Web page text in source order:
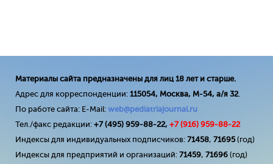
Материалы сайта предназначены для лиц 18 лет и старше.
Адрес для корреспонденции: 115054, Москва, М-54, а/я 32.
По работе сайта: E-Mail: web@pediatriajournal.ru
Тел./факс редакции: +7 (495) 959-88-22, +7 (916) 959-88-22
Индексы для индивидуальных подписчиков: 71458, 71695(год)
Индексы для предприятий и организаций: 71459, 71696 (год)